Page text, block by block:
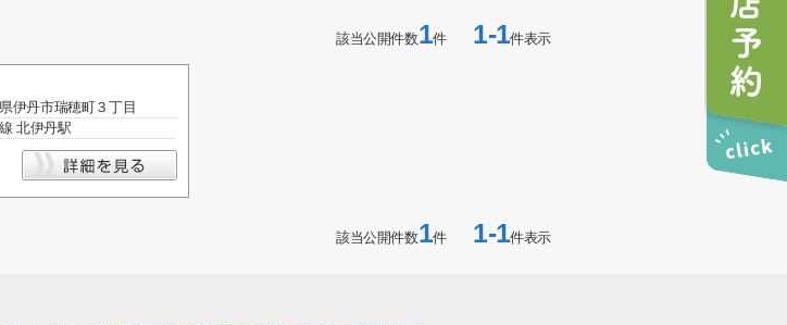
該当公開件数1件1-1件表示
伊丹市瑞穂町３丁目
北伊丹駅
該当公開件数1件1-1件表示